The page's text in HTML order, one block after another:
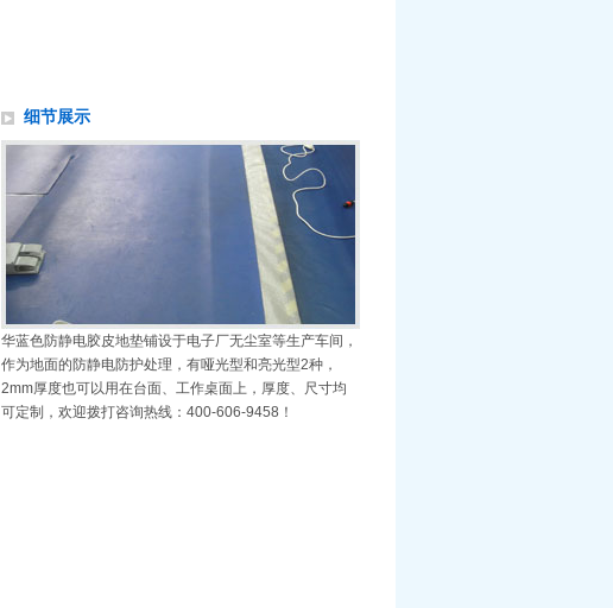
细节展示
华蓝色防静电胶皮地垫铺设于电子厂无尘室等生产车间，
作为地面的防静电防护处理，有哑光型和亮光型2种，
2mm厚度也可以用在台面、工作桌面上，厚度、尺寸均
可定制，欢迎拨打咨询热线：400-606-9458！